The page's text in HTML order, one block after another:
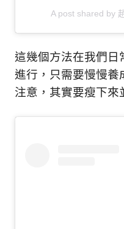
A post shared by
這幾個方法在我們日
進行，只需要慢慢養
注意，其實要瘦下來